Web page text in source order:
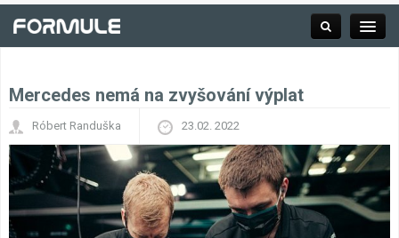
Závodní série
Kalendář F1
Mercedes nemá na zvyšování výplat
Róbert Randuška 23.02. 2022